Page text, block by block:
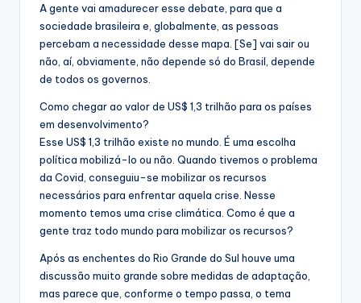
A gente vai amadurecer esse debate, para que a
sociedade brasileira e, globalmente, as pessoas
percebam a necessidade desse mapa. [Se] vai sair ou
não, aí, obviamente, não depende só do Brasil, depende
de todos os governos.
Como chegar ao valor de US$ 1,3 trilhão para os países
em desenvolvimento?
Esse US$ 1,3 trilhão existe no mundo. É uma escolha
política mobilizá-lo ou não. Quando tivemos o problema
da Covid, conseguiu-se mobilizar os recursos
necessários para enfrentar aquela crise. Nesse
momento temos uma crise climática. Como é que a
gente traz todo mundo para mobilizar os recursos?
Após as enchentes do Rio Grande do Sul houve uma
discussão muito grande sobre medidas de adaptação,
mas parece que, conforme o tempo passa, o tema